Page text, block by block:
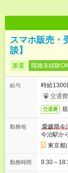
スマホ販売・
談】
派遣 職種未経験
給与
時給1300
交通
交通費
勤務地
愛媛県今
今治駅か
東京都
勤務時間 9:30～